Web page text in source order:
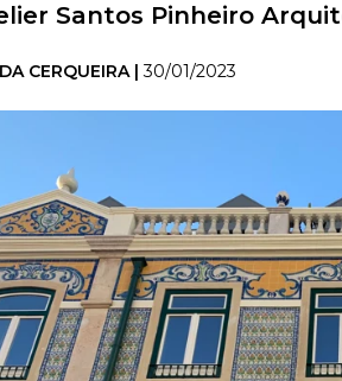
Santos Pinheiro
CERQUEIRA |30/01/2023